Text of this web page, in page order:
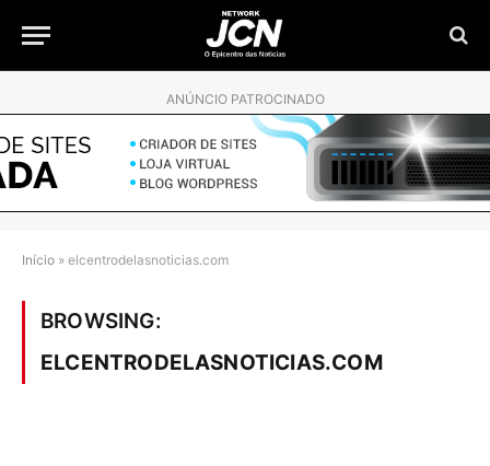
ANÚNCIO PATROCINADO
Início » elcentrodelasnoticias.com
BROWSING:
ELCENTRODELASNOTICIAS.COM